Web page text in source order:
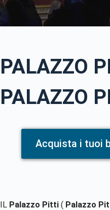
PALAZZO
PALAZZO
Acquista i tuoi
IL Palazzo Pitti ( Palazzo